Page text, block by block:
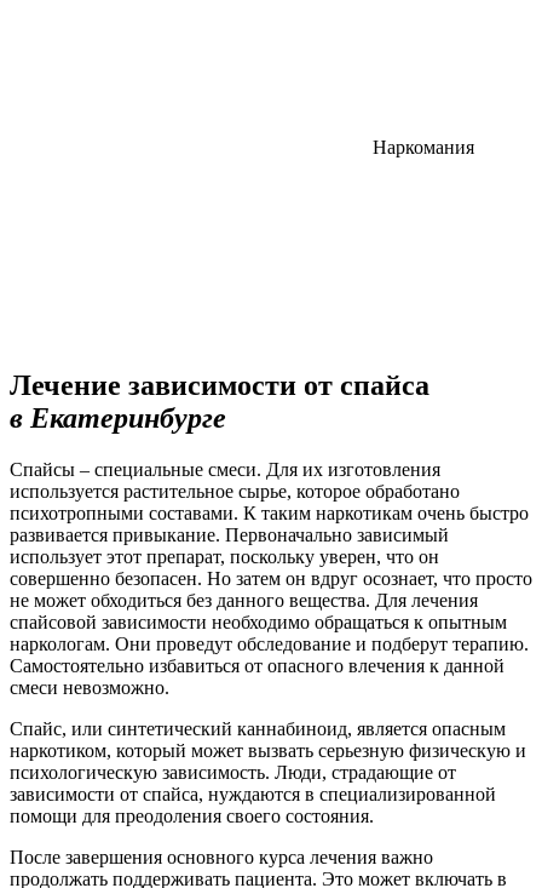
Наркомания
Лечение зависимости от спайса
в Екатеринбурге
Спайсы – специальные смеси. Для их изготовления
используется растительное сырье, которое обработано
психотропными составами. К таким наркотикам очень быстро
развивается привыкание. Первоначально зависимый
использует этот препарат, поскольку уверен, что он
совершенно безопасен. Но затем он вдруг осознает, что просто
не может обходиться без данного вещества. Для лечения
спайсовой зависимости необходимо обращаться к опытным
наркологам. Они проведут обследование и подберут терапию.
Самостоятельно избавиться от опасного влечения к данной
смеси невозможно.
Спайс, или синтетический каннабиноид, является опасным
наркотиком, который может вызвать серьезную физическую и
психологическую зависимость. Люди, страдающие от
зависимости от спайса, нуждаются в специализированной
помощи для преодоления своего состояния.
После завершения основного курса лечения важно
продолжать поддерживать пациента. Это может включать в